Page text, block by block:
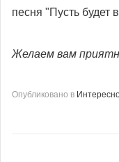
песня "Пусть будет
Желаем вам
Опубликовано в